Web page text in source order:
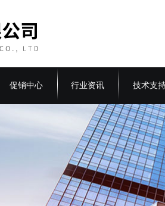
促销中心 行业资讯 技术支